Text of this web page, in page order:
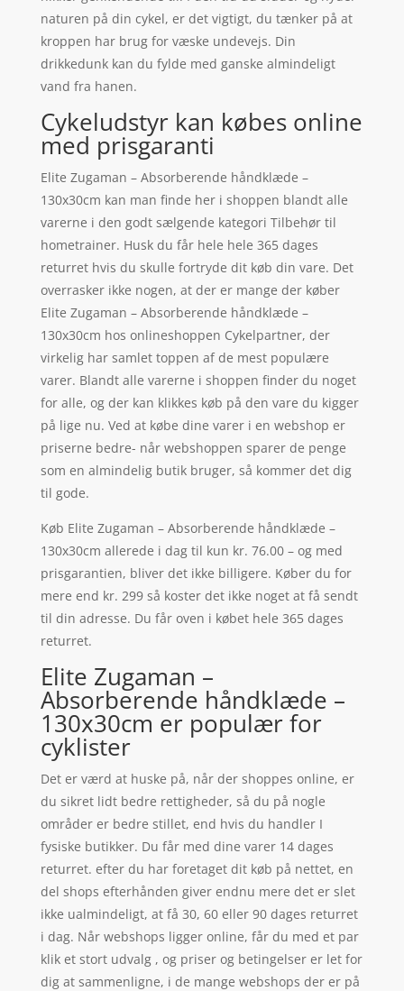
naturen på din cykel, er det vigtigt, du tænker på at
kroppen har brug for væske undevejs. Din
drikkedunk kan du fylde med ganske almindeligt
vand fra hanen.
Cykeludstyr kan købes online
med prisgaranti
Elite Zugaman – Absorberende håndklæde –
130x30cm kan man finde her i shoppen blandt alle
varerne i den godt sælgende kategori Tilbehør til
hometrainer. Husk du får hele hele 365 dages
returret hvis du skulle fortryde dit køb din vare. Det
overrasker ikke nogen, at der er mange der køber
Elite Zugaman – Absorberende håndklæde –
130x30cm hos onlineshoppen Cykelpartner, der
virkelig har samlet toppen af de mest populære
varer. Blandt alle varerne i shoppen finder du noget
for alle, og der kan klikkes køb på den vare du kigger
på lige nu. Ved at købe dine varer i en webshop er
priserne bedre- når webshoppen sparer de penge
som en almindelig butik bruger, så kommer det dig
til gode.
Køb Elite Zugaman – Absorberende håndklæde –
130x30cm allerede i dag til kun kr. 76.00 – og med
prisgarantien, bliver det ikke billigere. Køber du for
mere end kr. 299 så koster det ikke noget at få sendt
til din adresse. Du får oven i købet hele 365 dages
returret.
Elite Zugaman –
Absorberende håndklæde –
130x30cm er populær for
cyklister
Det er værd at huske på, når der shoppes online, er
du sikret lidt bedre rettigheder, så du på nogle
områder er bedre stillet, end hvis du handler I
fysiske butikker. Du får med dine varer 14 dages
returret. efter du har foretaget dit køb på nettet, en
del shops efterhånden giver endnu mere det er slet
ikke ualmindeligt, at få 30, 60 eller 90 dages returret
i dag. Når webshops ligger online, får du med et par
klik et stort udvalg , og priser og betingelser er let for
dig at sammenligne, i de mange webshops der er på